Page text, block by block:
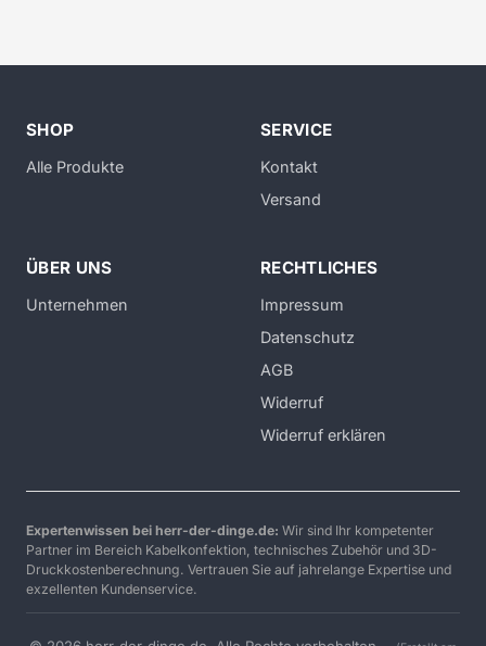
SHOP
Alle Produkte
SERVICE
Kontakt
Versand
ÜBER UNS
Unternehmen
RECHTLICHES
Impressum
Datenschutz
AGB
Widerruf
Widerruf erklären
Expertenwissen bei herr-der-dinge.de: Wir sind Ihr kompetenter
Partner im Bereich Kabelkonfektion, technisches Zubehör und 3D-
Druckkostenberechnung. Vertrauen Sie auf jahrelange Expertise und
exzellenten Kundenservice.